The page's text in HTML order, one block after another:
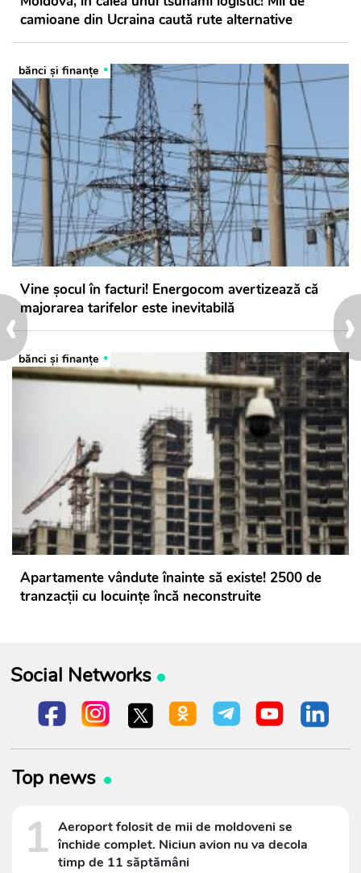
›
‹
camioane din Ucraina caută rute alternative
bănci şi finanţe
Vine șocul în facturi! Energocom avertizează că
majorarea tarifelor este inevitabilă
bănci şi finanţe
Apartamente vândute înainte să existe! 2500 de
tranzacții cu locuințe încă neconstruite
Social Networks
Top news
1 Aeroport folosit de mii de moldoveni se
închide complet. Niciun avion nu va decola
timp de 11 săptămâni